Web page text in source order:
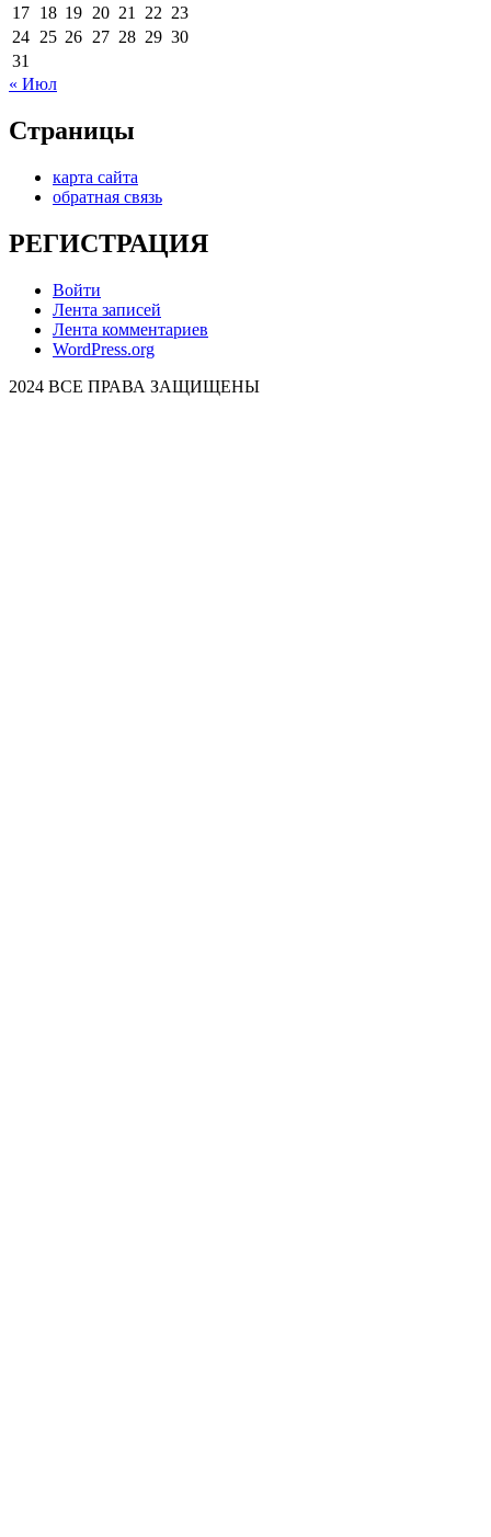
17 18 19 20 21 22 23
24 25 26 27 28 29 30
31
« Июл
Страницы
карта сайта
обратная связь
РЕГИСТРАЦИЯ
Войти
Лента записей
Лента комментариев
WordPress.org
2024 ВСЕ ПРАВА ЗАЩИЩЕНЫ